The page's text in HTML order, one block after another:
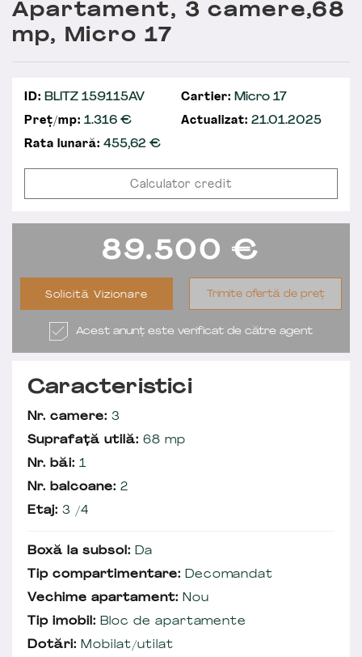
Apartament, 3 camere,68
mp, Micro 17
ID: BLITZ 159115AV Cartier: Micro 17
Preț/mp: 1.316 € Actualizat: 21.01.2025
Rata lunară: 455,62 €
Calculator credit
89.500 €
Solicită Vizionare Trimite ofertă de preț
Acest anunț este verificat de către agent
Caracteristici
Nr. camere: 3
Suprafață utilă: 68 mp
Nr. băi: 1
Nr. balcoane: 2
Etaj: 3 /4
Boxă la subsol: Da
Tip compartimentare: Decomandat
Vechime apartament: Nou
Tip imobil: Bloc de apartamente
Dotări: Mobilat/utilat